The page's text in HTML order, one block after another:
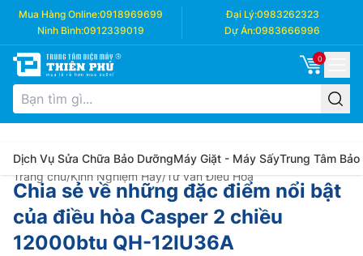
Mua Hàng Online:0918969699 Đại Lý:0983262323
Ninh Bình:0912339019 Dự Án:0983666996
0
Dịch Vụ Sửa Chữa Bảo DưỡngMáy Giặt - Máy SấyTrung Tâm Bảo
Trang chủ/Kinh Nghiệm Hay/Tư vấn Điều Hòa
Chia sẻ về những đặc điểm nổi bật
của điều hòa Casper 2 chiều
12000btu QH-12IU36A